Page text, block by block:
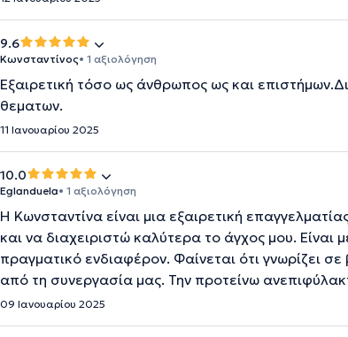
9.6
Κωνσταντίνος• 1 αξιολόγηση
Εξαιρετική τόσο ως άνθρωπος ως και
θεματων.
11 Ιανουαρίου 2025
10.0
Eglanduela• 1 αξιολόγηση
Η Κωνσταντίνα είναι μια εξαιρετική
και να διαχειριστώ καλύτερα το άγχος μου. Είναι
πραγματικό ενδιαφέρον. Φαίνεται ότι γνωρίζει
από τη συνεργασία μας. Την προτείνω
09 Ιανουαρίου 2025